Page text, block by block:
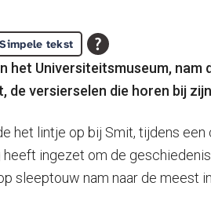
Simpele tekst
het Universiteitsmuseum,
de versierselen die horen bij
het lintje op bij Smit, tijdens
ingezet om de
sleeptouw nam naar de meest